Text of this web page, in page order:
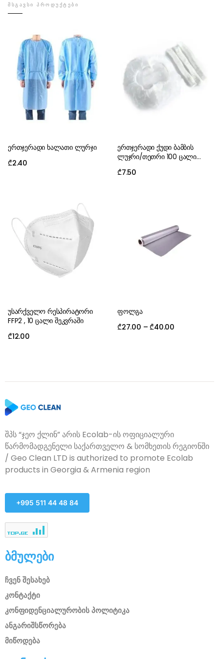
ᲛᲡᲒᲐᲕᲡᲘ ᲞᲠᲝᲓᲣᲥᲢᲔᲑᲘ
ერთჯერადი ხალათი ლურჯი
₾2.40
ერთჯერადი ქუდი ბამბის
ლუჯრი/თეთრი 100 ცალი
₾7.50
უსარქველო რესპირატორი
FFP2 , 10 ცალი შეკვრაში
₾12.00
ფოლგა
₾27.00 – ₾40.00
შპს “ჯეო ქლინ” არის Ecolab-ის ოფიციალური
წარმომადგენელი საქართველო & სომხეთის რეგიონში
/ Geo Clean LTD is authorized to promote Ecolab
products in Georgia & Armenia region
+995 511 44 48 84
ბმულები
ჩვენ შესახებ
კონტაქტი
კონფიდენციალურობის პოლიტიკა
ანგარიშსწორება
მიწოდება